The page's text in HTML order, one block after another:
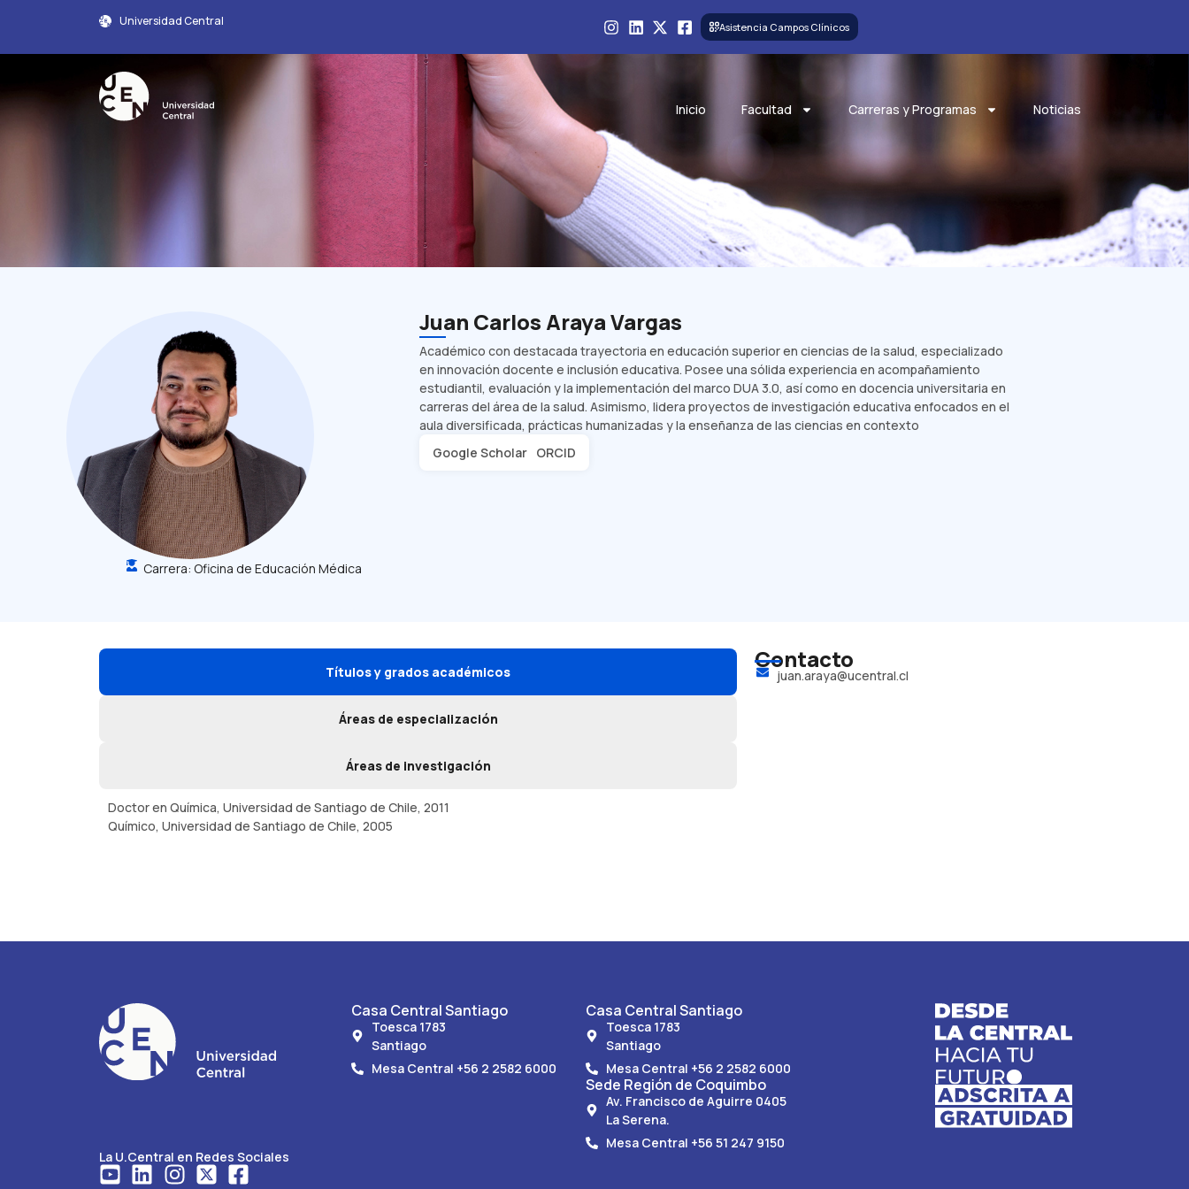
Universidad Central Asistencia Campos Clínicos
Inicio Facultad Carreras y Programas Noticias
Perfil Académico
Carrera: Oficina de Educación Médica
Juan Carlos Araya Vargas
Académico con destacada trayectoria en educación superior en ciencias de la salud, especializado
en innovación docente e inclusión educativa. Posee una sólida experiencia en acompañamiento
estudiantil, evaluación y la implementación del marco DUA 3.0, así como en docencia universitaria en
carreras del área de la salud. Asimismo, lidera proyectos de investigación educativa enfocados en el
aula diversificada, prácticas humanizadas y la enseñanza de las ciencias en contexto
Google Scholar ORCID
Títulos y grados académicos
Áreas de especialización
Áreas de investigación
Doctor en Química, Universidad de Santiago de Chile, 2011
Químico, Universidad de Santiago de Chile, 2005
Contacto
juan.araya@ucentral.cl
La U.Central en Redes Sociales
Casa Central Santiago
Toesca 1783
Santiago
Mesa Central +56 2 2582 6000
Casa Central Santiago
Toesca 1783
Santiago
Mesa Central +56 2 2582 6000
Sede Región de Coquimbo
Av. Francisco de Aguirre 0405
La Serena.
Mesa Central +56 51 247 9150